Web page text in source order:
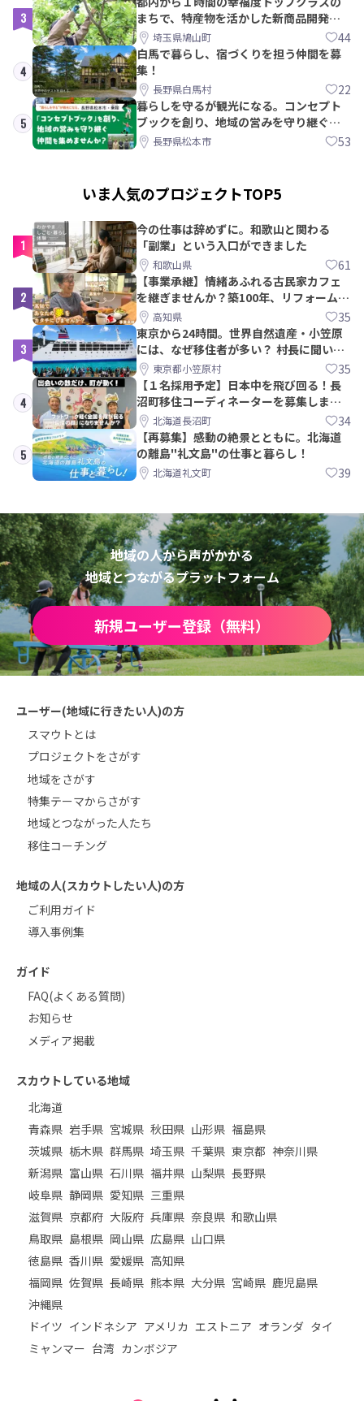
3
まちで、特産物を活かした新商品開発＆
PRメンバー募集！
埼玉県鳩山町 44
4
白馬で暮らし、宿づくりを担う仲間を募
集！
長野県白馬村 22
5
暮らしを守るが観光になる。コンセプト
ブックを創り、地域の営みを守り継ぐ仲
間を集めませんか？
長野県松本市 53
いま人気のプロジェクトTOP5
1
今の仕事は辞めずに。和歌山と関わる
「副業」という入口ができました
和歌山県 61
2
【事業承継】情緒あふれる古民家カフェ
を継ぎませんか？築100年、リフォームか
ら約10年！
高知県 35
3
東京から24時間。世界自然遺産・小笠原
には、なぜ移住者が多い？ 村長に聞いて
みた東京都小笠原村 35
4
【１名採用予定】日本中を飛び回る！長
沼町移住コーディネーターを募集しま
す！北海道長沼町 34
5
【再募集】感動の絶景とともに。北海道
の離島"礼文島"の仕事と暮らし！
北海道礼文町 39
地域の人から声がかかる
地域とつながるプラットフォーム
新規ユーザー登録（無料）
ユーザー(地域に行きたい人)の方
スマウトとは
プロジェクトをさがす
地域をさがす
特集テーマからさがす
地域とつながった人たち
移住コーチング
地域の人(スカウトしたい人)の方
ご利用ガイド
導入事例集
ガイド
FAQ(よくある質問)
お知らせ
メディア掲載
スカウトしている地域
北海道
青森県 岩手県 宮城県 秋田県 山形県 福島県
茨城県 栃木県 群馬県 埼玉県 千葉県 東京都 神奈川県
新潟県 富山県 石川県 福井県 山梨県 長野県
岐阜県 静岡県 愛知県 三重県
滋賀県 京都府 大阪府 兵庫県 奈良県 和歌山県
鳥取県 島根県 岡山県 広島県 山口県
徳島県 香川県 愛媛県 高知県
福岡県 佐賀県 長崎県 熊本県 大分県 宮崎県 鹿児島県
沖縄県
ドイツ インドネシア アメリカ エストニア オランダ タイ
ミャンマー 台湾 カンボジア